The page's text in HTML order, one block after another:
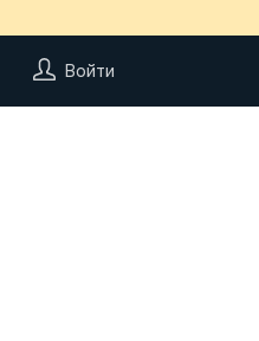
Войти